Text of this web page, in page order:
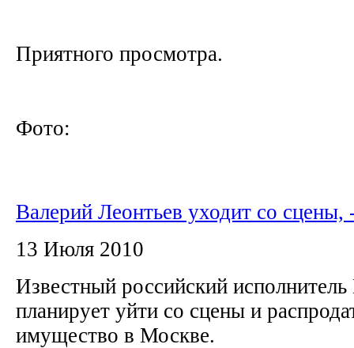
Приятного просмотра.
Фото:
Валерий Леонтьев уходит со
13 Июля 2010
Известный российский
планирует уйти со сцены и
имущество в Москве.